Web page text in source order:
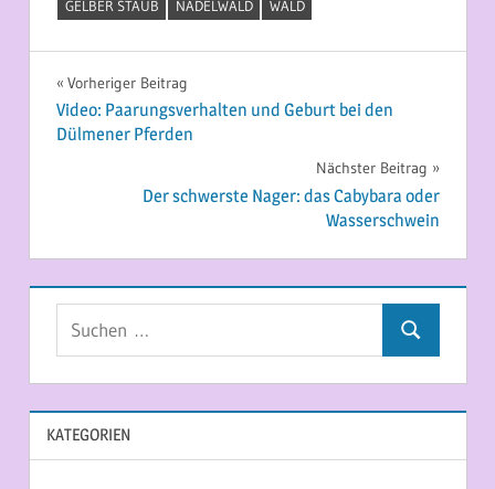
GELBER STAUB
NADELWALD WALD
Beitragsnavigation
Vorheriger Beitrag
Video: Paarungsverhalten und Geburt bei den
Dülmener Pferden
Nächster Beitrag
Der schwerste Nager: das Cabybara oder
Wasserschwein
Suchen
KATEGORIEN